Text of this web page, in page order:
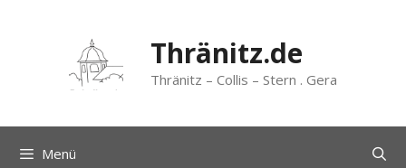
springen
Thränitz.de
Thränitz – Collis – Stern . Gera
Menü